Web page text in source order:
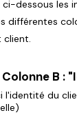
ci-dessous les
différentes
client.
Colonne B :
l'identité du